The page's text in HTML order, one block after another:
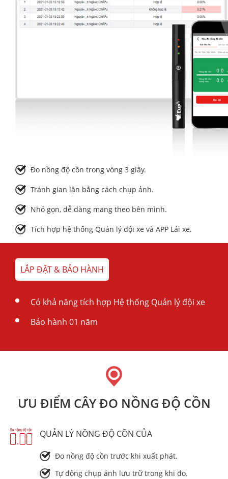
Đo nồng độ cồn trong vòng 3 giây.
Tránh gian lận bằng cách chụp ảnh.
Nhỏ gọn, dễ dàng mang theo bên mình.
Tích hợp hệ thống Quản lý đội xe và APP Lái xe.
LẮP ĐẶT & BẢO HÀNH
Có khả năng tích hợp Hệ thống Quản lý đội xe
Bảo hành 01 năm
ƯU ĐIỂM CÂY ĐO NỒNG ĐỘ CỒN
QUẢN LÝ NỒNG ĐỘ CỒN CỦA
Đo nồng độ cồn trước khi xuất phát.
Tự động chụp ảnh lưu trữ trong khi đo.